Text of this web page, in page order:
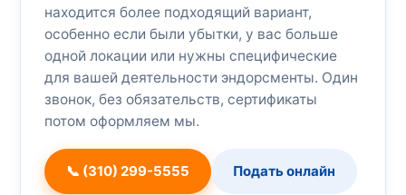
находится более подходящий вариант,
особенно если были убытки, у вас больше
одной локации или нужны специфические
для вашей деятельности эндорсменты. Один
звонок, без обязательств, сертификаты
потом оформляем мы.
📞 (310) 299-5555 Подать онлайн